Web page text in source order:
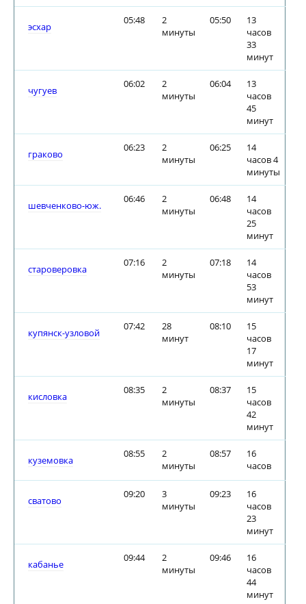
эсхар
05:48
2
минуты
05:50
13
часов
33
минут
чугуев
06:02
2
минуты
06:04
13
часов
45
минут
граково
06:23
2
минуты
06:25
14
часов 4
минуты
шевченково-юж.
06:46
2
минуты
06:48
14
часов
25
минут
староверовка
07:16
2
минуты
07:18
14
часов
53
минут
купянск-узловой
07:42
28
минут
08:10
15
часов
17
минут
кисловка
08:35
2
минуты
08:37
15
часов
42
минут
куземовка
08:55
2
минуты
08:57
16
часов
сватово
09:20
3
минуты
09:23
16
часов
23
минут
кабанье
09:44
2
минуты
09:46
16
часов
44
минут